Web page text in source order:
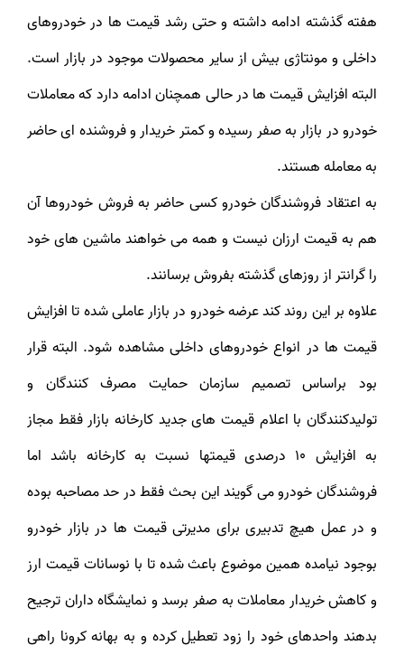
هفته گذشته ادامه داشته و حتی رشد قیمت ها در خودروهای
داخلی و مونتاژی بیش از سایر محصولات موجود در بازار است.
البته افزایش قیمت ها در حالی همچنان ادامه دارد که معاملات
خودرو در بازار به صفر رسیده و کمتر خریدار و فروشنده ای حاضر
به معامله هستند.
به اعتقاد فروشندگان خودرو کسی حاضر به فروش خودروها آن
هم به قیمت ارزان نیست و همه می خواهند ماشین های خود
را گرانتر از روزهای گذشته بفروش برسانند.
علاوه بر این روند کند عرضه خودرو در بازار عاملی شده تا افزایش
قیمت ها در انواع خودروهای داخلی مشاهده شود. البته قرار
بود براساس تصمیم سازمان حمایت مصرف کنندگان و
تولیدکنندگان با اعلام قیمت های جدید کارخانه بازار فقط مجاز
به افزایش 10 درصدی قیمتها نسبت به کارخانه باشد اما
فروشندگان خودرو می گویند این بحث فقط در حد مصاحبه بوده
و در عمل هیچ تدبیری برای مدیرتی قیمت ها در بازار خودرو
بوجود نیامده همین موضوع باعث شده تا با نوسانات قیمت ارز
و کاهش خریدار معاملات به صفر برسد و نمایشگاه داران ترجیح
بدهند واحدهای خود را زود تعطیل کرده و به بهانه کرونا راهی